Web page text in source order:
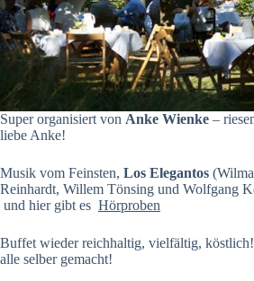
Super organisiert von Anke Wienke –
liebe Anke!
Musik vom Feinsten, Los Elegantos
Reinhardt, Willem Tönsing und Wolfgang
und hier gibt es Hörproben
Buffet wieder reichhaltig, vielfältig,
alle selber gemacht!